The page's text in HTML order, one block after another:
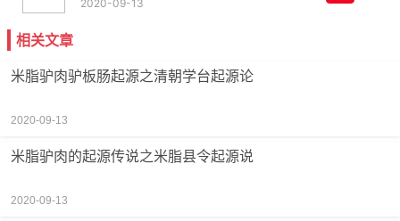
2020-09-13
相关文章
米脂驴肉驴板肠起源之清朝学台起源论
2020-09-13
米脂驴肉的起源传说之米脂县令起源说
2020-09-13